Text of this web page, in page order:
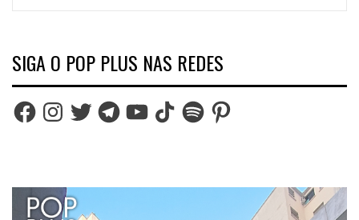
SIGA O POP PLUS NAS REDES
FacebookInstagram
TwitterTelegramYouTubeTikTokSpotifyPinterest